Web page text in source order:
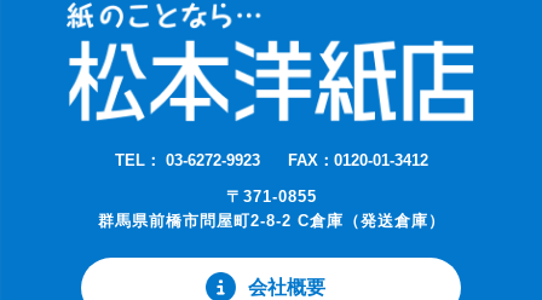
TEL： 03-6272-9923
FAX：0120-01-3412
〒371-0855
群馬県前橋市問屋町2-8-2 C倉庫（発送倉庫）
会社概要